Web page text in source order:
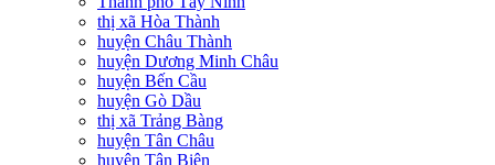
thị xã Hòa Thành
huyện Châu Thành
huyện Dương Minh Châu
huyện Bến Cầu
huyện Gò Dầu
thị xã Trảng Bàng
huyện Tân Châu
huyện Tân Biên